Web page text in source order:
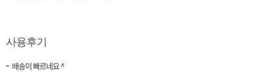
사용후기
배송이 빠르네요 ^